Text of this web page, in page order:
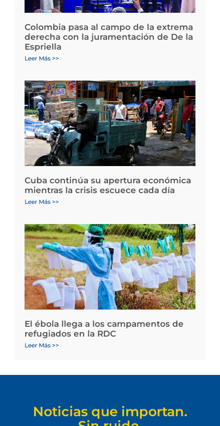
Colombia pasa al campo de la extrema
derecha con la juramentación de De la
Espriella
Leer Más >>
Cuba continúa su apertura económica
mientras la crisis escuece cada día
Leer Más >>
El ébola llega a los campamentos de
refugiados en la RDC
Leer Más >>
Noticias que importan.